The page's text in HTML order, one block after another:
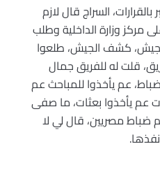
السراج قال لازم
مركز وزارة الداخلية وطلب
كشف الجيش، طلعوا
قلت له للفريق جمال
عم يأخذوا للمباحث عم
عم يأخذوا بعثات، ما صفى
ضباط مصريين، قال لي لا